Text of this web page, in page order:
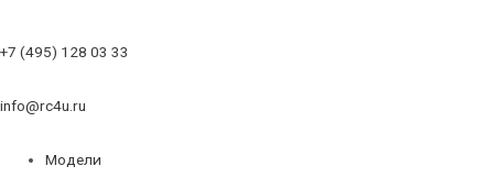
+7 (495) 128 03 33
info@rc4u.ru
Модели